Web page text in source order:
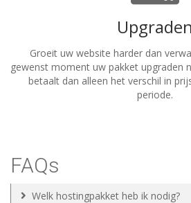
Upgraden
Groeit uw website harder dan
gewenst moment uw pakket upgraden
betaalt dan alleen het verschil in
periode.
FAQs
Welk hostingpakket heb ik nodig?